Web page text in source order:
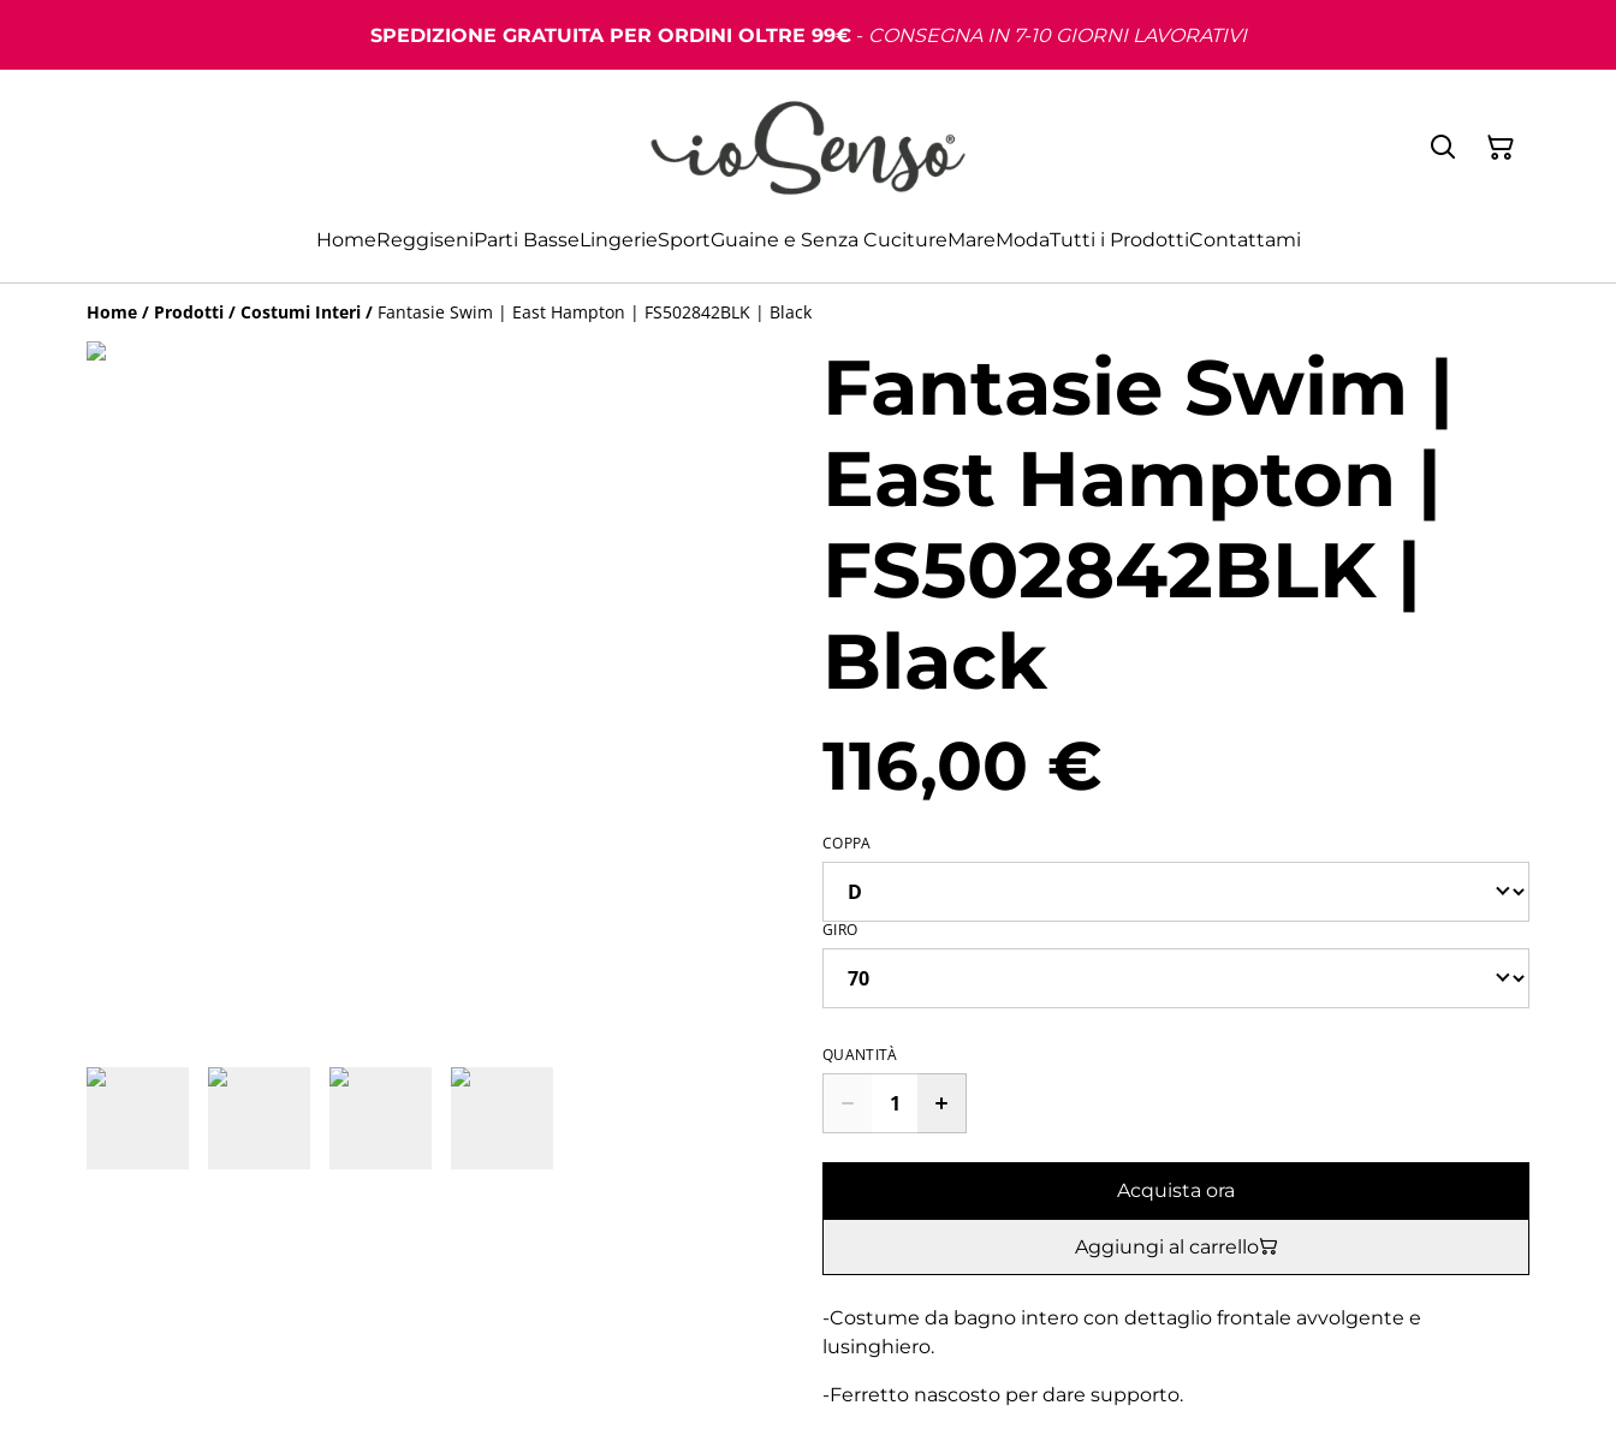
SPEDIZIONE GRATUITA PER ORDINI OLTRE 99€- CONSEGNA IN 7-10 GIORNI LAVORATIVI
HomeReggiseniParti BasseLingerieSportGuaine e Senza CucitureMareModaTutti i ProdottiContattami
Home / Prodotti / Costumi Interi / Fantasie Swim | East Hampton | FS502842BLK | Black
Fantasie Swim |
East Hampton |
FS502842BLK |
Black
116,00 €
COPPA
GIRO
QUANTITÀ
Acquista ora
Aggiungi al carrello
-Costume da bagno intero con dettaglio frontale avvolgente e
lusinghiero.
-Ferretto nascosto per dare supporto.